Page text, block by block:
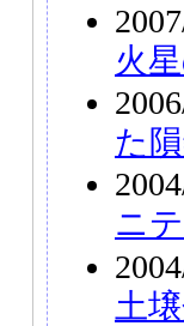
火
た
ニ
土